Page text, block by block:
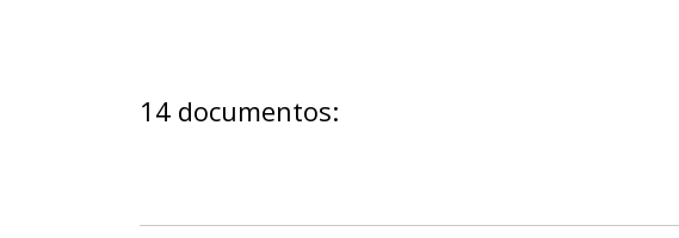
14 documentos: